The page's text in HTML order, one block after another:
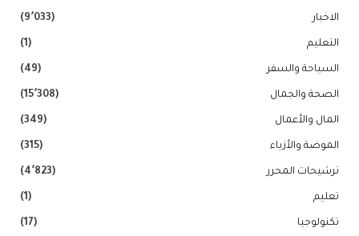
الاخبار (9٬033)
التعليم (1)
السياحة والسفر (49)
الصحة والجمال (15٬308)
المال والأعمال (349)
الموضة والأزياء (315)
ترشيحات المحرر (4٬823)
تعليم (1)
تكنولوجيا (17)